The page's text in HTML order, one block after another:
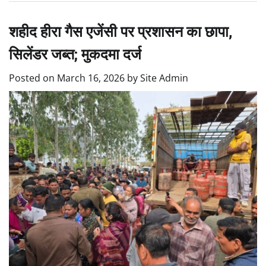
शहीद हीरा गैस एजेंसी पर प्रशासन का छापा,
सिलेंडर जब्त; मुकदमा दर्ज
Posted on March 16, 2026 bySite Admin